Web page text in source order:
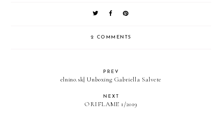
2 COMMENTS
PREV
elnino.sk| Unboxing Gabriella Salvete
NEXT
ORIFLAME 1/2019